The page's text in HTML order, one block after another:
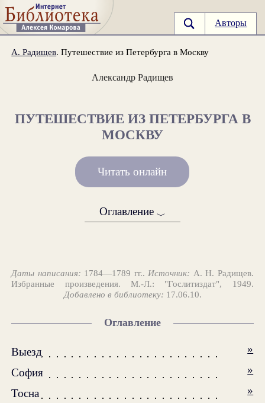
Авторы
А. Радищев. Путешествие из Петербурга в Москву
Александр Радищев
ПУТЕШЕСТВИЕ ИЗ ПЕТЕРБУРГА В
МОСКВУ
Читать онлайн
Оглавление ﹀
Даты написания: 1784—1789 гг.. Источник: А. Н. Радищев.
Избранные произведения. М.-Л.: "Гослитиздат", 1949.
Добавлено в библиотеку: 17.06.10.
Оглавление
Выезд
»
София
»
Тосна
»